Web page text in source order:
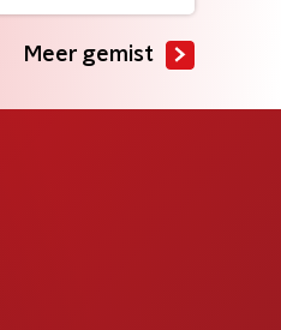
Meer gemist